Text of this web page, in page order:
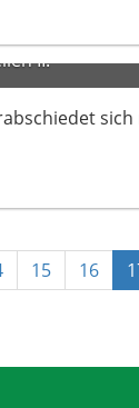
II:
15 16